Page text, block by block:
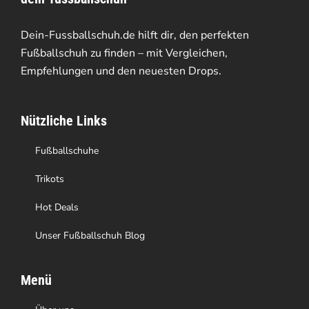
werden
Die
Optionen
können
der
Produktseite
gewählt
werden
Dein-Fussballschuh.de hilft dir, den perfekten
Fußballschuh zu finden – mit Vergleichen,
Empfehlungen und den neuesten Drops.
Nützliche Links
Fußballschuhe
Trikots
Hot Deals
Unser Fußballschuh Blog
Menü